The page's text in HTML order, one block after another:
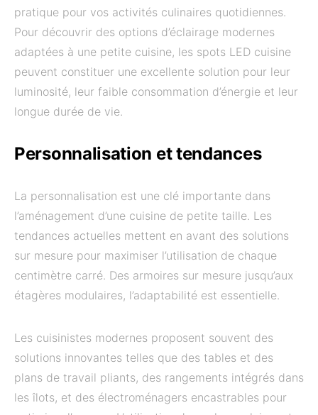
pratique pour vos activités culinaires quotidiennes.
Pour découvrir des options d’éclairage modernes
adaptées à une petite cuisine, les spots LED cuisine
peuvent constituer une excellente solution pour leur
luminosité, leur faible consommation d’énergie et leur
longue durée de vie.
Personnalisation et tendances
La personnalisation est une clé importante dans
l’aménagement d’une cuisine de petite taille. Les
tendances actuelles mettent en avant des solutions
sur mesure pour maximiser l’utilisation de chaque
centimètre carré. Des armoires sur mesure jusqu’aux
étagères modulaires, l’adaptabilité est essentielle.
Les cuisinistes modernes proposent souvent des
solutions innovantes telles que des tables et des
plans de travail pliants, des rangements intégrés dans
les îlots, et des électroménagers encastrables pour